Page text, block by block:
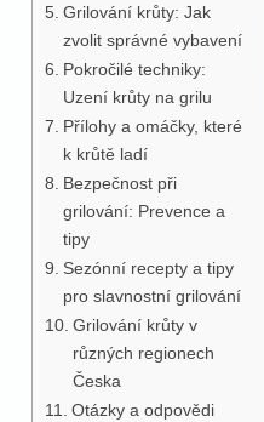
Grilování krůty: Jak
zvolit správné vybavení
Pokročilé techniky:
Uzení krůty na grilu
Přílohy a omáčky, které
k krůtě ladí
Bezpečnost při
grilování: Prevence a
tipy
Sezónní recepty a tipy
pro slavnostní grilování
Grilování krůty v
různých regionech
Česka
Otázky a odpovědi